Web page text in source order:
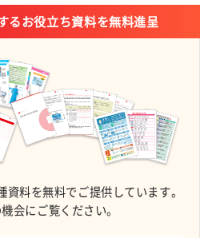
るお役立ち資料を無料進呈
料を無料でご提供しています。
会にご覧ください。